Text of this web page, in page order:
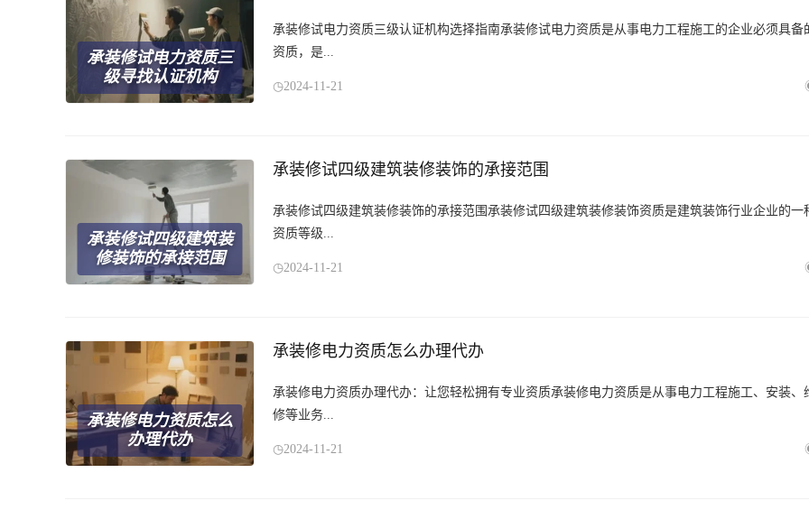
承装修试电力资质三
级寻找认证机构
承装修试电力资质三级认证机构选择指南承装修试电力资质是从事电力工程施工的企业必须具备
资质，是...
2024-11-21
承装修试四级建筑装
修装饰的承接范围
承装修试四级建筑装修装饰的承接范围
承装修试四级建筑装修装饰的承接范围承装修试四级建筑装修装饰资质是建筑装饰行业企业的一
资质等级...
2024-11-21
承装修电力资质怎么
办理代办
承装修电力资质怎么办理代办
承装修电力资质办理代办：让您轻松拥有专业资质承装修电力资质是从事电力工程施工、安装、
修等业务...
2024-11-21